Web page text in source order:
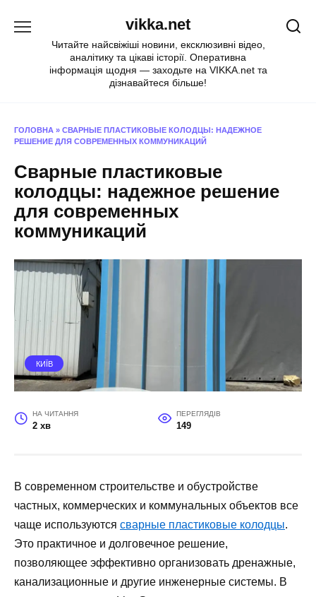
vikka.net
Читайте найсвіжіші новини, ексклюзивні відео,
аналітику та цікаві історії. Оперативна
інформація щодня — заходьте на VIKKA.net та
дізнавайтеся більше!
ГОЛОВНА » СВАРНЫЕ ПЛАСТИКОВЫЕ КОЛОДЦЫ: НАДЕЖНОЕ
РЕШЕНИЕ ДЛЯ СОВРЕМЕННЫХ КОММУНИКАЦИЙ
Сварные пластиковые
колодцы: надежное решение
для современных
коммуникаций
КИЇВ
НА ЧИТАННЯ
2 хв
ПЕРЕГЛЯДІВ
149
В современном строительстве и обустройстве
частных, коммерческих и коммунальных объектов все
чаще используются сварные пластиковые колодцы.
Это практичное и долговечное решение,
позволяющее эффективно организовать дренажные,
канализационные и другие инженерные системы. В